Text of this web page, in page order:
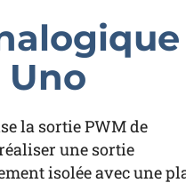
la sortie PWM de
une sortie
isolée avec une